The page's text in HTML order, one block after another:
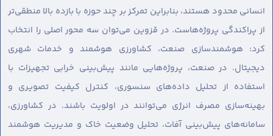
انسانی محدود هستند، بنابراین تمرکز بر چند حوزه با بازده بالا منطقی‌تر
از پراکندگی پروژه‌هاست. در قزوین می‌توان سه محور اصلی را انتخاب
کرد: هوشمندسازی صنعت، کشاورزی هوشمند و خدمات شهری
دیجیتال. در صنعت، پروژه‌هایی مانند پیش‌بینی خرابی تجهیزات با
استفاده از تحلیل داده‌های سنسوری، کنترل کیفیت تصویری و
بهینه‌سازی مصرف انرژی می‌توانند در اولویت باشند. در کشاورزی،
سامانه‌های پیش‌بینی آفات، تحلیل وضعیت خاک و مدیریت هوشمند